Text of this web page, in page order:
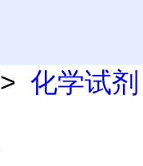
> 化学试剂